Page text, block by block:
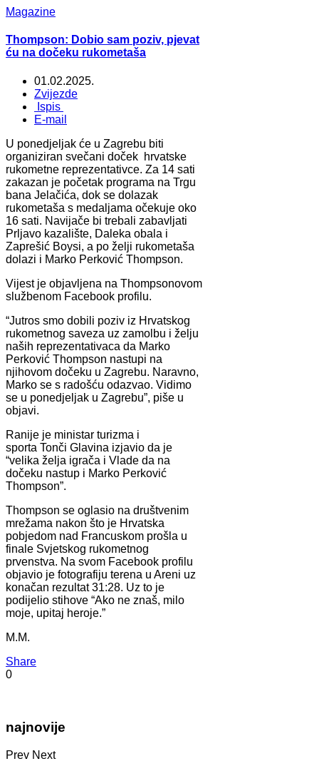
Magazine
Thompson: Dobio sam poziv, pjevat
ću na dočeku rukometaša
01.02.2025.
Zvijezde
Ispis
E-mail
U ponedjeljak će u Zagrebu biti
organiziran svečani doček hrvatske
rukometne reprezentativce. Za 14 sati
zakazan je početak programa na Trgu
bana Jelačića, dok se dolazak
rukometaša s medaljama očekuje oko
16 sati. Navijače bi trebali zabavljati
Prljavo kazalište, Daleka obala i
Zaprešić Boysi, a po želji rukometaša
dolazi i Marko Perković Thompson.
Vijest je objavljena na Thompsonovom
službenom Facebook profilu.
“Jutros smo dobili poziv iz Hrvatskog
rukometnog saveza uz zamolbu i želju
naših reprezentativaca da Marko
Perković Thompson nastupi na
njihovom dočeku u Zagrebu. Naravno,
Marko se s radošću odazvao. Vidimo
se u ponedjeljak u Zagrebu”, piše u
objavi.
Ranije je ministar turizma i
sporta Tonči Glavina izjavio da je
“velika želja igrača i Vlade da na
dočeku nastup i Marko Perković
Thompson”.
Thompson se oglasio na društvenim
mrežama nakon što je Hrvatska
pobjedom nad Francuskom prošla u
finale Svjetskog rukometnog
prvenstva. Na svom Facebook profilu
objavio je fotografiju terena u Areni uz
konačan rezultat 31:28. Uz to je
podijelio stihove “Ako ne znaš, milo
moje, upitaj heroje.”
M.M.
Share
0
najnovije
Prev Next